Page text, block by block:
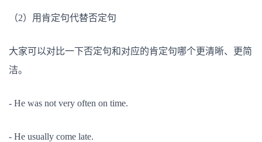
（2）用肯定句代替否定句
大家可以对比一下否定句和对应的肯定句哪个更清晰、更简
洁。
- He was not very often on time.
- He usually come late.